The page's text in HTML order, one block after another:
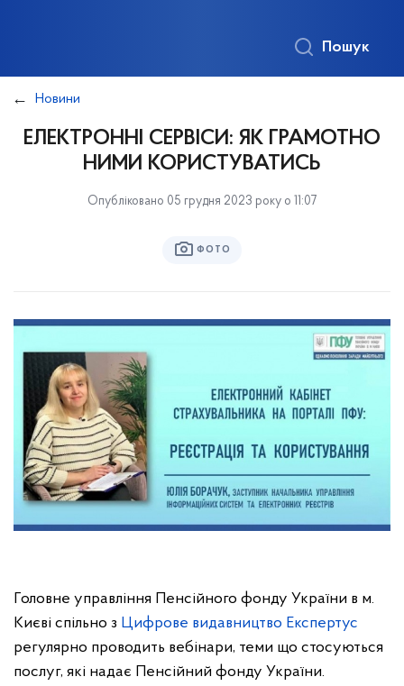
Пошук
Новини
ЕЛЕКТРОННІ СЕРВІСИ: ЯК ГРАМОТНО
НИМИ КОРИСТУВАТИСЬ
Опубліковано 05 грудня 2023 року о 11:07
ФОТО
Головне управління Пенсійного фонду України в м.
Києві спільно з Цифрове видавництво Експертус
регулярно проводить вебінари, теми що стосуються
послуг, які надає Пенсійний фонду України.